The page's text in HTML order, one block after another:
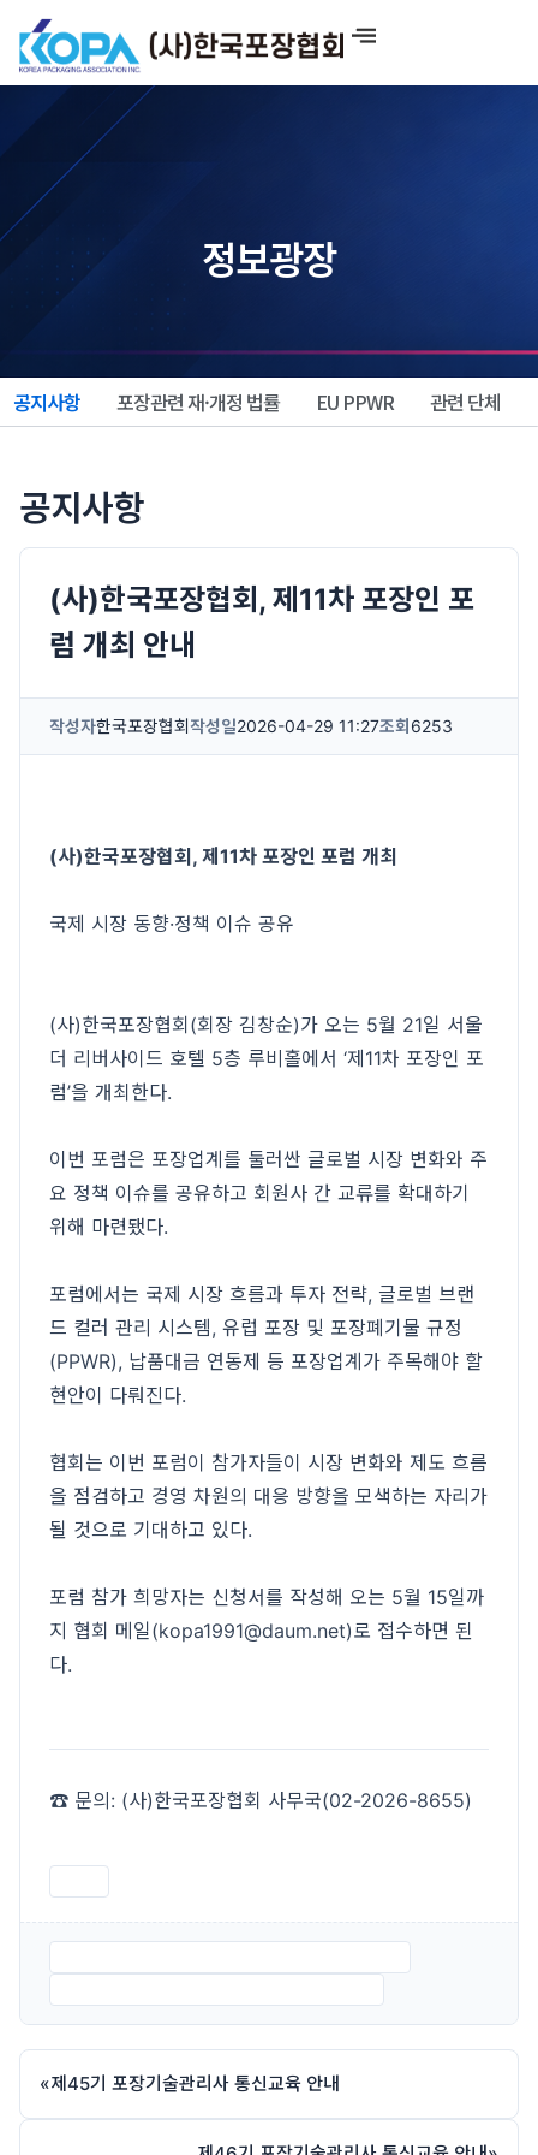
너
정보광장
공지사항 포장관련 재·개정 법률 EU PPWR 관련 단체
공지사항
(사)한국포장협회, 제11차 포장인 포
럼 개최 안내
작성자한국포장협회작성일2026-04-29 11:27조회 6253
(사)한국포장협회, 제11차 포장인 포럼 개최
국제 시장 동향·정책 이슈 공유
(사)한국포장협회(회장 김창순)가 오는 5월 21일 서울
더 리버사이드 호텔 5층 루비홀에서 ‘제11차 포장인 포
럼’을 개최한다.
이번 포럼은 포장업계를 둘러싼 글로벌 시장 변화와 주
요 정책 이슈를 공유하고 회원사 간 교류를 확대하기
위해 마련됐다.
포럼에서는 국제 시장 흐름과 투자 전략, 글로벌 브랜
드 컬러 관리 시스템, 유럽 포장 및 포장폐기물 규정
(PPWR), 납품대금 연동제 등 포장업계가 주목해야 할
현안이 다뤄진다.
협회는 이번 포럼이 참가자들이 시장 변화와 제도 흐름
을 점검하고 경영 차원의 대응 방향을 모색하는 자리가
될 것으로 기대하고 있다.
포럼 참가 희망자는 신청서를 작성해 오는 5월 15일까
지 협회 메일(kopa1991@daum.net)로 접수하면 된
다.
☎ 문의: (사)한국포장협회 사무국(02-2026-8655)
«제45기 포장기술관리사 통신교육 안내